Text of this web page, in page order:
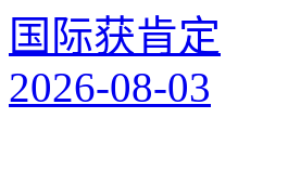
国际获肯定
2026-08-03